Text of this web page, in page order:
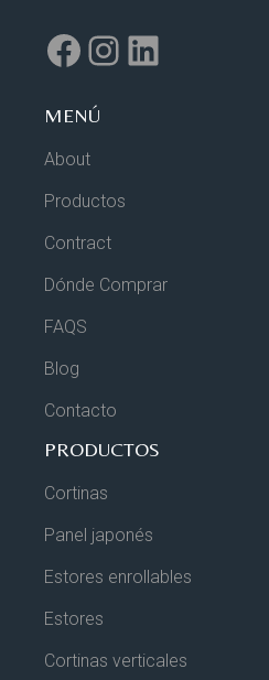
MENÚ
About
Productos
Contract
Dónde Comprar
FAQS
Blog
Contacto
PRODUCTOS
Cortinas
Panel japonés
Estores enrollables
Estores
Cortinas verticales